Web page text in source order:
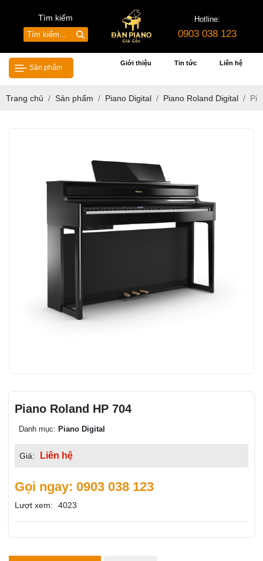
Tìm kiếm Hotline:
0903 038 123
Sản phẩm
Giới thiệu Tin tức Liên hệ
Trang chủ Sản phẩm Piano Digital Piano Roland Digital
Piano Roland HP 704
Danh mục: Piano Digital
Giá: Liên hệ
Gọi ngay: 0903 038 123
Lượt xem: 4023